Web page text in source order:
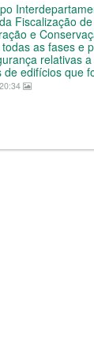
Fiscalização
e
as fases e
relativas
edifícios que